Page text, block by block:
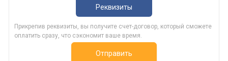
Реквизиты
Прикрепив реквизиты, вы получите счет-договор, который сможете
оплатить сразу, что сэкономит ваше время.
Отправить